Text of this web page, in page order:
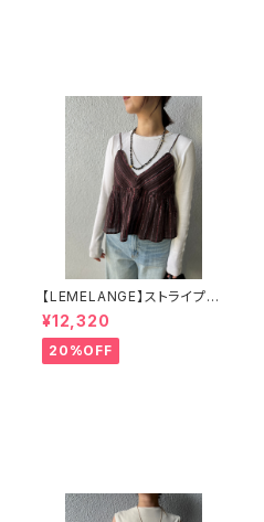
【LEMELANGE】ストライプキ
ャミソール 8613210
¥12,320
20%OFF